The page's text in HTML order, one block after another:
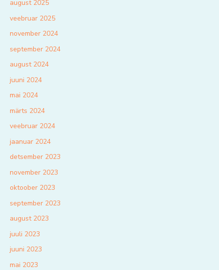
august 2025
veebruar 2025
november 2024
september 2024
august 2024
juuni 2024
mai 2024
märts 2024
veebruar 2024
jaanuar 2024
detsember 2023
november 2023
oktoober 2023
september 2023
august 2023
juuli 2023
juuni 2023
mai 2023